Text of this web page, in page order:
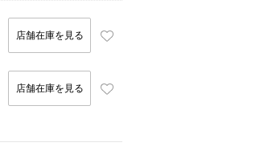
店舗在庫を見る
店舗在庫を見る